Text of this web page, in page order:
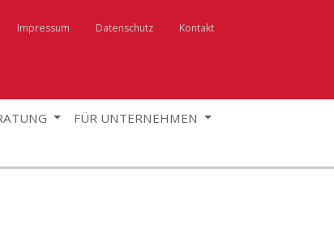
Impressum Datenschutz Kontakt
FÜR UNTERNEHMEN